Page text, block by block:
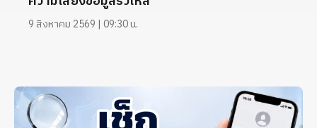
9 สิงหาคม 2569 | 09:30 น.